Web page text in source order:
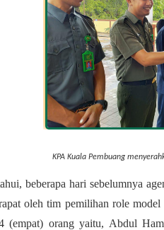
KPA Kuala Pembuang
beberapa hari sebelumnya
oleh tim pemilihan role
(empat) orang yaitu, Abdul